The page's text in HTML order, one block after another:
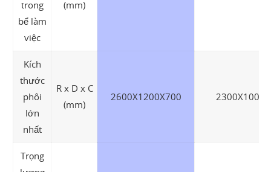
trong
bể làm
việc
(mm)
Kích
thước
phôi
lớn
nhất
R x D x C
(mm)
2600X1200X700
Trọng